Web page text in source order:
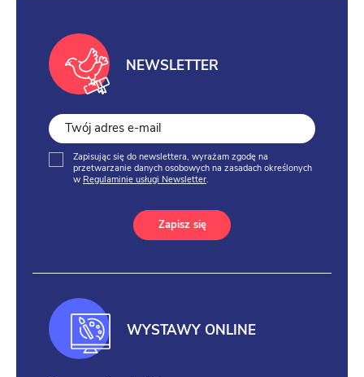
NEWSLETTER
Zapisując się do newslettera, wyrażam zgodę na
przetwarzanie danych osobowych na zasadach określonych
w Regulaminie usługi Newsletter.
Zapisz się
WYSTAWY ONLINE